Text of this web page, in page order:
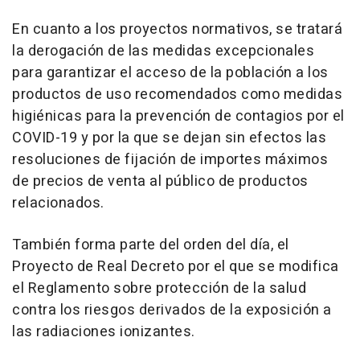
En cuanto a los proyectos normativos, se tratará
la derogación de las medidas excepcionales
para garantizar el acceso de la población a los
productos de uso recomendados como medidas
higiénicas para la prevención de contagios por el
COVID-19 y por la que se dejan sin efectos las
resoluciones de fijación de importes máximos
de precios de venta al público de productos
relacionados.
También forma parte del orden del día, el
Proyecto de Real Decreto por el que se modifica
el Reglamento sobre protección de la salud
contra los riesgos derivados de la exposición a
las radiaciones ionizantes.